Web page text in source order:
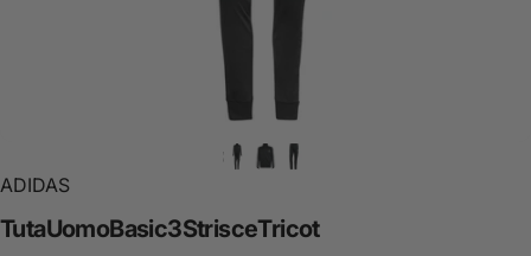
ADIDAS
TutaUomoBasic3StrisceTricot